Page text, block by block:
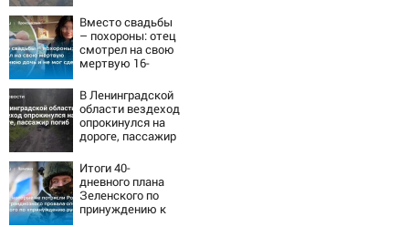
точность
попаданий по
объектам ВСУ
Вместо свадьбы
– похороны: отец
смотрел на свою
мертвую 16-
мог сдержать
слезы
В Ленинградской
области вездеход
опрокинулся на
дороге, пассажир
Итоги 40-
дневного плана
Зеленского по
принуждению к